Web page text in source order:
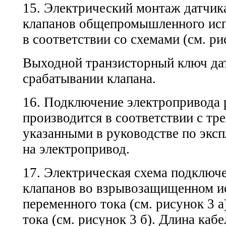
15. Электрический монтаж
клапанов общепромышленного
в соответствии со схемами (см.
Выходной транзисторный ключ
срабатывании клапана.
16. Подключение электропривода
производится в соответствии с
указанными в руководстве по
на электропривод.
17. Электрическая схема
клапанов во взрывозащищенном
переменного тока (см. рисунок 3
тока (см. рисунок 3 б). Длина